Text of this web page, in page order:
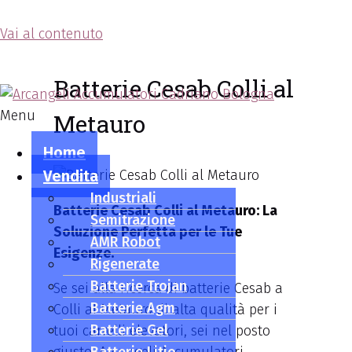
Vai al contenuto
Menu
Home
Vendita
Industriali
Semitrazione
AMR Robot
Rigenerate
Batterie Trojan
Batterie Agm
Batterie Gel
Batterie Cesab Colli al
Metauro
Batterie Cesab Colli al Metauro: La
Soluzione Perfetta per le Tue
Esigenze.
Se sei alla ricerca di batterie Cesab a
Colli al Metauro di alta qualità per i
tuoi carrelli elevatori, sei nel posto